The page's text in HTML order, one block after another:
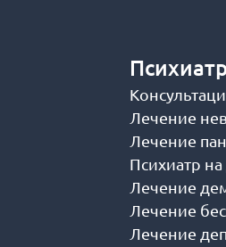
Лечение
Лечение
Психиатр
Лечение
Лечение
Лечение